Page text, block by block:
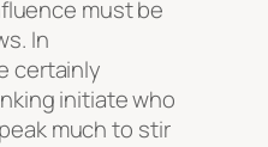
must be
In
certainly
initiate who
much to stir